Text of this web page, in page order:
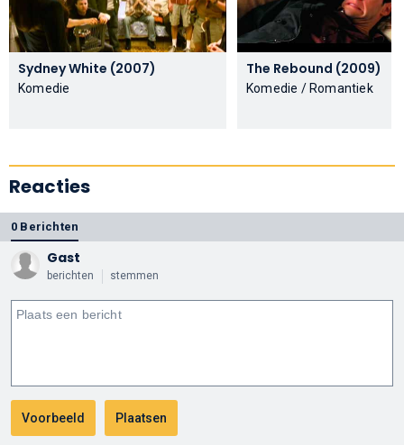
Sydney White (2007)
Komedie
The Rebound (2009)
Komedie / Romantiek
Reacties
0 Berichten
Gast
berichten stemmen